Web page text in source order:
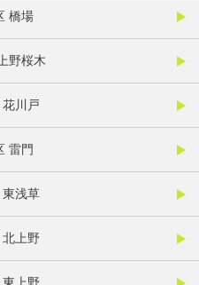
橋場
野桜木
川戸
雷門
東浅草
上野